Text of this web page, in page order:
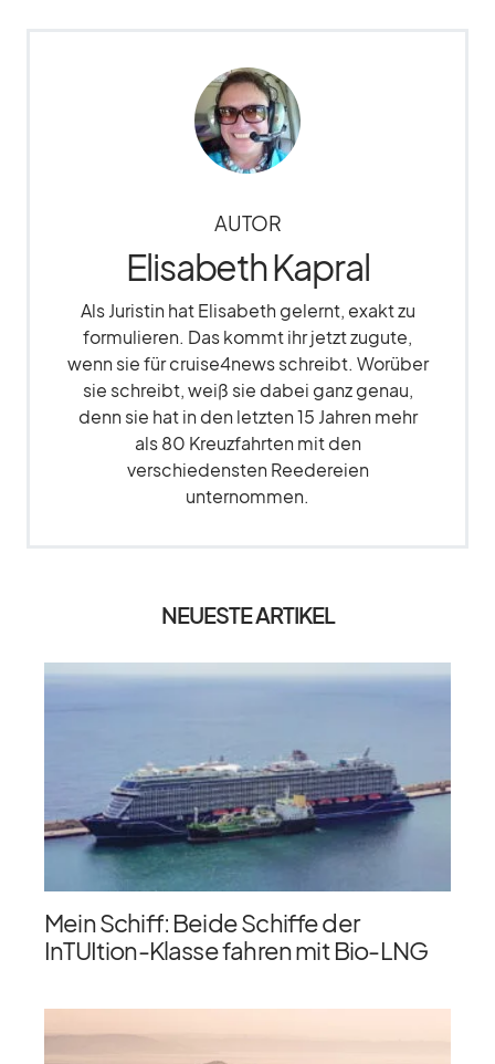
AUTOR
Elisabeth Kapral
Als Juristin hat Elisabeth gelernt, exakt zu
formulieren. Das kommt ihr jetzt zugute,
wenn sie für cruise4news schreibt. Worüber
sie schreibt, weiß sie dabei ganz genau,
denn sie hat in den letzten 15 Jahren mehr
als 80 Kreuzfahrten mit den
verschiedensten Reedereien
unternommen.
NEUESTE ARTIKEL
Mein Schiff: Beide Schiffe der
InTUItion-Klasse fahren mit Bio-LNG